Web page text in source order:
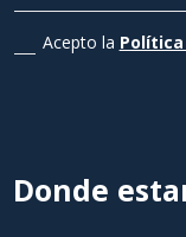
Acepto la
Donde